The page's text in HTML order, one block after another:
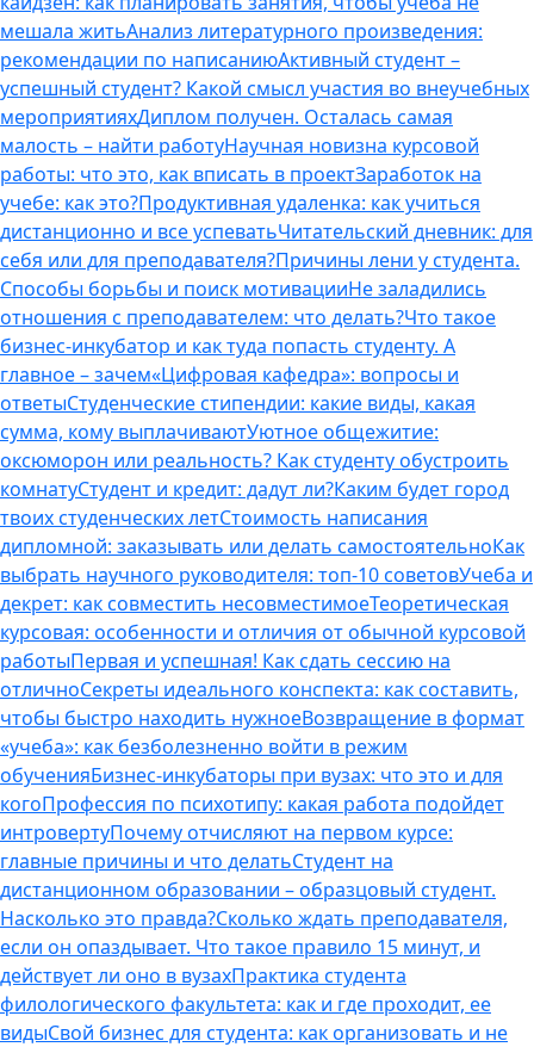
мешала житьАнализ литературного произведения:
рекомендации по написаниюАктивный студент –
успешный студент? Какой смысл участия во внеучебных
мероприятияхДиплом получен. Осталась самая
малость – найти работуНаучная новизна курсовой
работы: что это, как вписать в проектЗаработок на
учебе: как это?Продуктивная удаленка: как учиться
дистанционно и все успеватьЧитательский дневник: для
себя или для преподавателя?Причины лени у студента.
Способы борьбы и поиск мотивацииНе заладились
отношения с преподавателем: что делать?Что такое
бизнес-инкубатор и как туда попасть студенту. А
главное – зачем«Цифровая кафедра»: вопросы и
ответыСтуденческие стипендии: какие виды, какая
сумма, кому выплачиваютУютное общежитие:
оксюморон или реальность? Как студенту обустроить
комнатуСтудент и кредит: дадут ли?Каким будет город
твоих студенческих летСтоимость написания
дипломной: заказывать или делать самостоятельноКак
выбрать научного руководителя: топ-10 советовУчеба и
декрет: как совместить несовместимоеТеоретическая
курсовая: особенности и отличия от обычной курсовой
работыПервая и успешная! Как сдать сессию на
отличноСекреты идеального конспекта: как составить,
чтобы быстро находить нужноеВозвращение в формат
«учеба»: как безболезненно войти в режим
обученияБизнес-инкубаторы при вузах: что это и для
когоПрофессия по психотипу: какая работа подойдет
интровертуПочему отчисляют на первом курсе:
главные причины и что делатьСтудент на
дистанционном образовании – образцовый студент.
Насколько это правда?Сколько ждать преподавателя,
если он опаздывает. Что такое правило 15 минут, и
действует ли оно в вузахПрактика студента
филологического факультета: как и где проходит, ее
видыСвой бизнес для студента: как организовать и не